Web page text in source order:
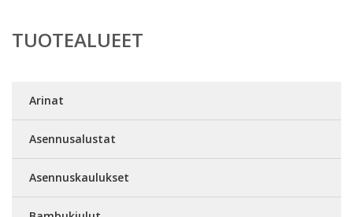
TUOTEALUEET
Arinat
Asennusalustat
Asennuskaulukset